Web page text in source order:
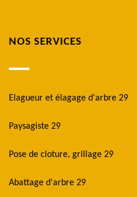
NOS SERVICES
Elagueur et élagage d'arbre 29
Paysagiste 29
Pose de cloture, grillage 29
Abattage d'arbre 29